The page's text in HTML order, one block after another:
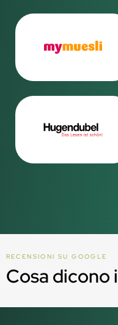
RECENSIONI SU GOOGLE
Cosa dicono